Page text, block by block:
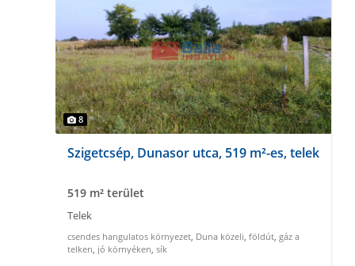
8
Szigetcsép, Dunasor utca, 519 m²-es, telek
519 m² terület
Telek
csendes hangulatos környezet, Duna közeli, földút, gáz a
telken, jó környéken, sík